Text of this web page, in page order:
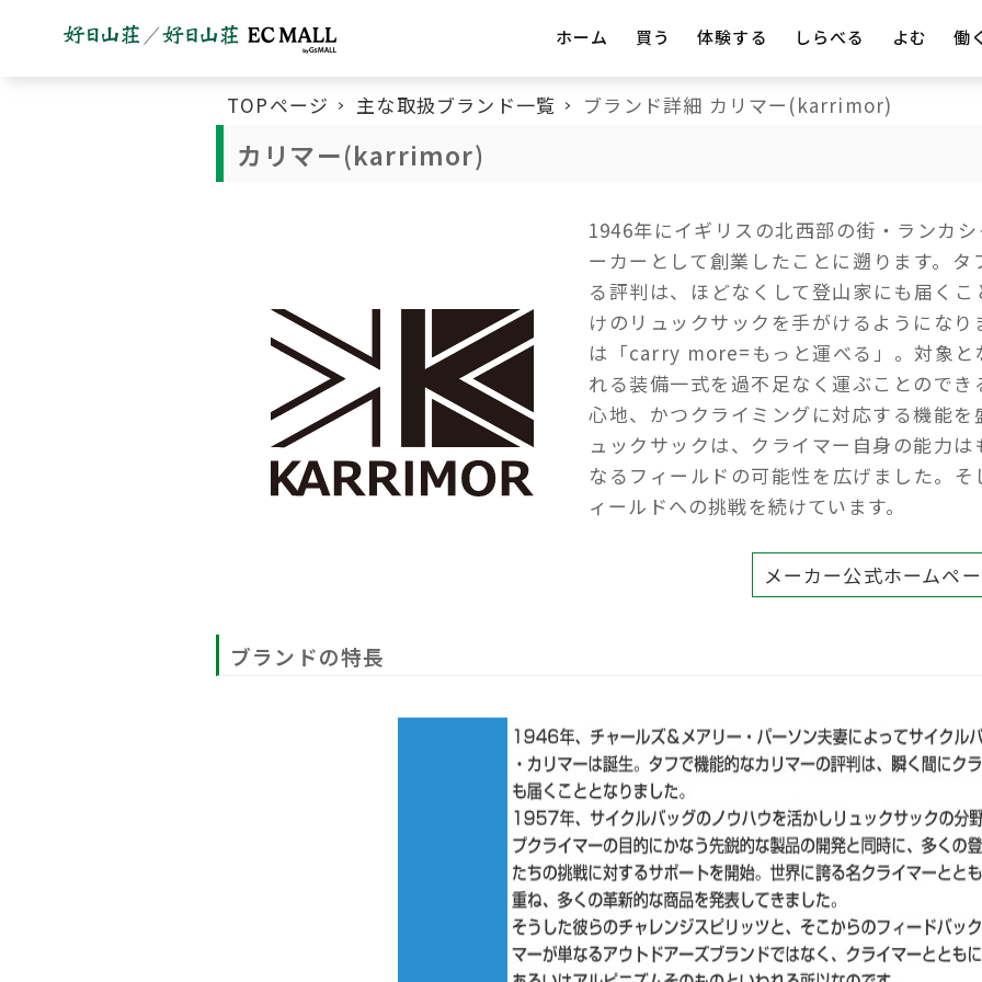
ホーム 買う 体験する しらべる よむ 働
TOPページ 主な取扱ブランド一覧 ブランド詳細 カリマー(karrimor)
カリマー(karrimor)
1946年にイギリスの北西部の街・ランカ
ーカーとして創業したことに遡ります。
る評判は、ほどなくして登山家にも届く
けのリュックサックを手がけるようにな
は「carry more=もっと運べる」。対象と
れる装備一式を過不足なく運ぶことので
心地、かつクライミングに対応する機能
ュックサックは、クライマー自身の能力
なるフィールドの可能性を広げました。
ィールドへの挑戦を続けています。
メーカー公式ホームペ
ブランドの特長